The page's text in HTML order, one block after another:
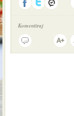
Komentiraj